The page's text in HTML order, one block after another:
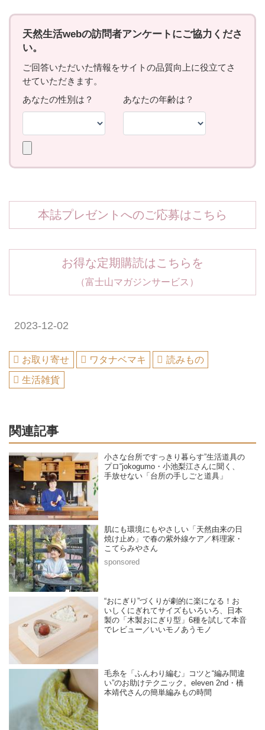
本誌プレゼントへのご応募はこちら
お得な定期購読はこちらを
（富士山マガジンサービス）
2023-12-02
お取り寄せ ワタナベマキ
読みもの
生活雑貨
関連記事
小さな台所ですっきり暮らす”生活道具の
プロ“jokogumo・小池梨江さんに聞く、
手放せない「台所の手しごと道具」
肌にも環境にもやさしい「天然由来の日
焼け止め」で春の紫外線ケア／料理家・
こてらみやさん
“おにぎり”づくりが劇的に楽になる！お
いしくにぎれてサイズもいろいろ、日本
製の「木製おにぎり型」6種を試して本音
でレビュー／いいモノあうモノ
毛糸を「ふんわり編む」コツと“編み間違
い”のお助けテクニック。eleven 2nd・橋
本靖代さんの簡単編みもの時間